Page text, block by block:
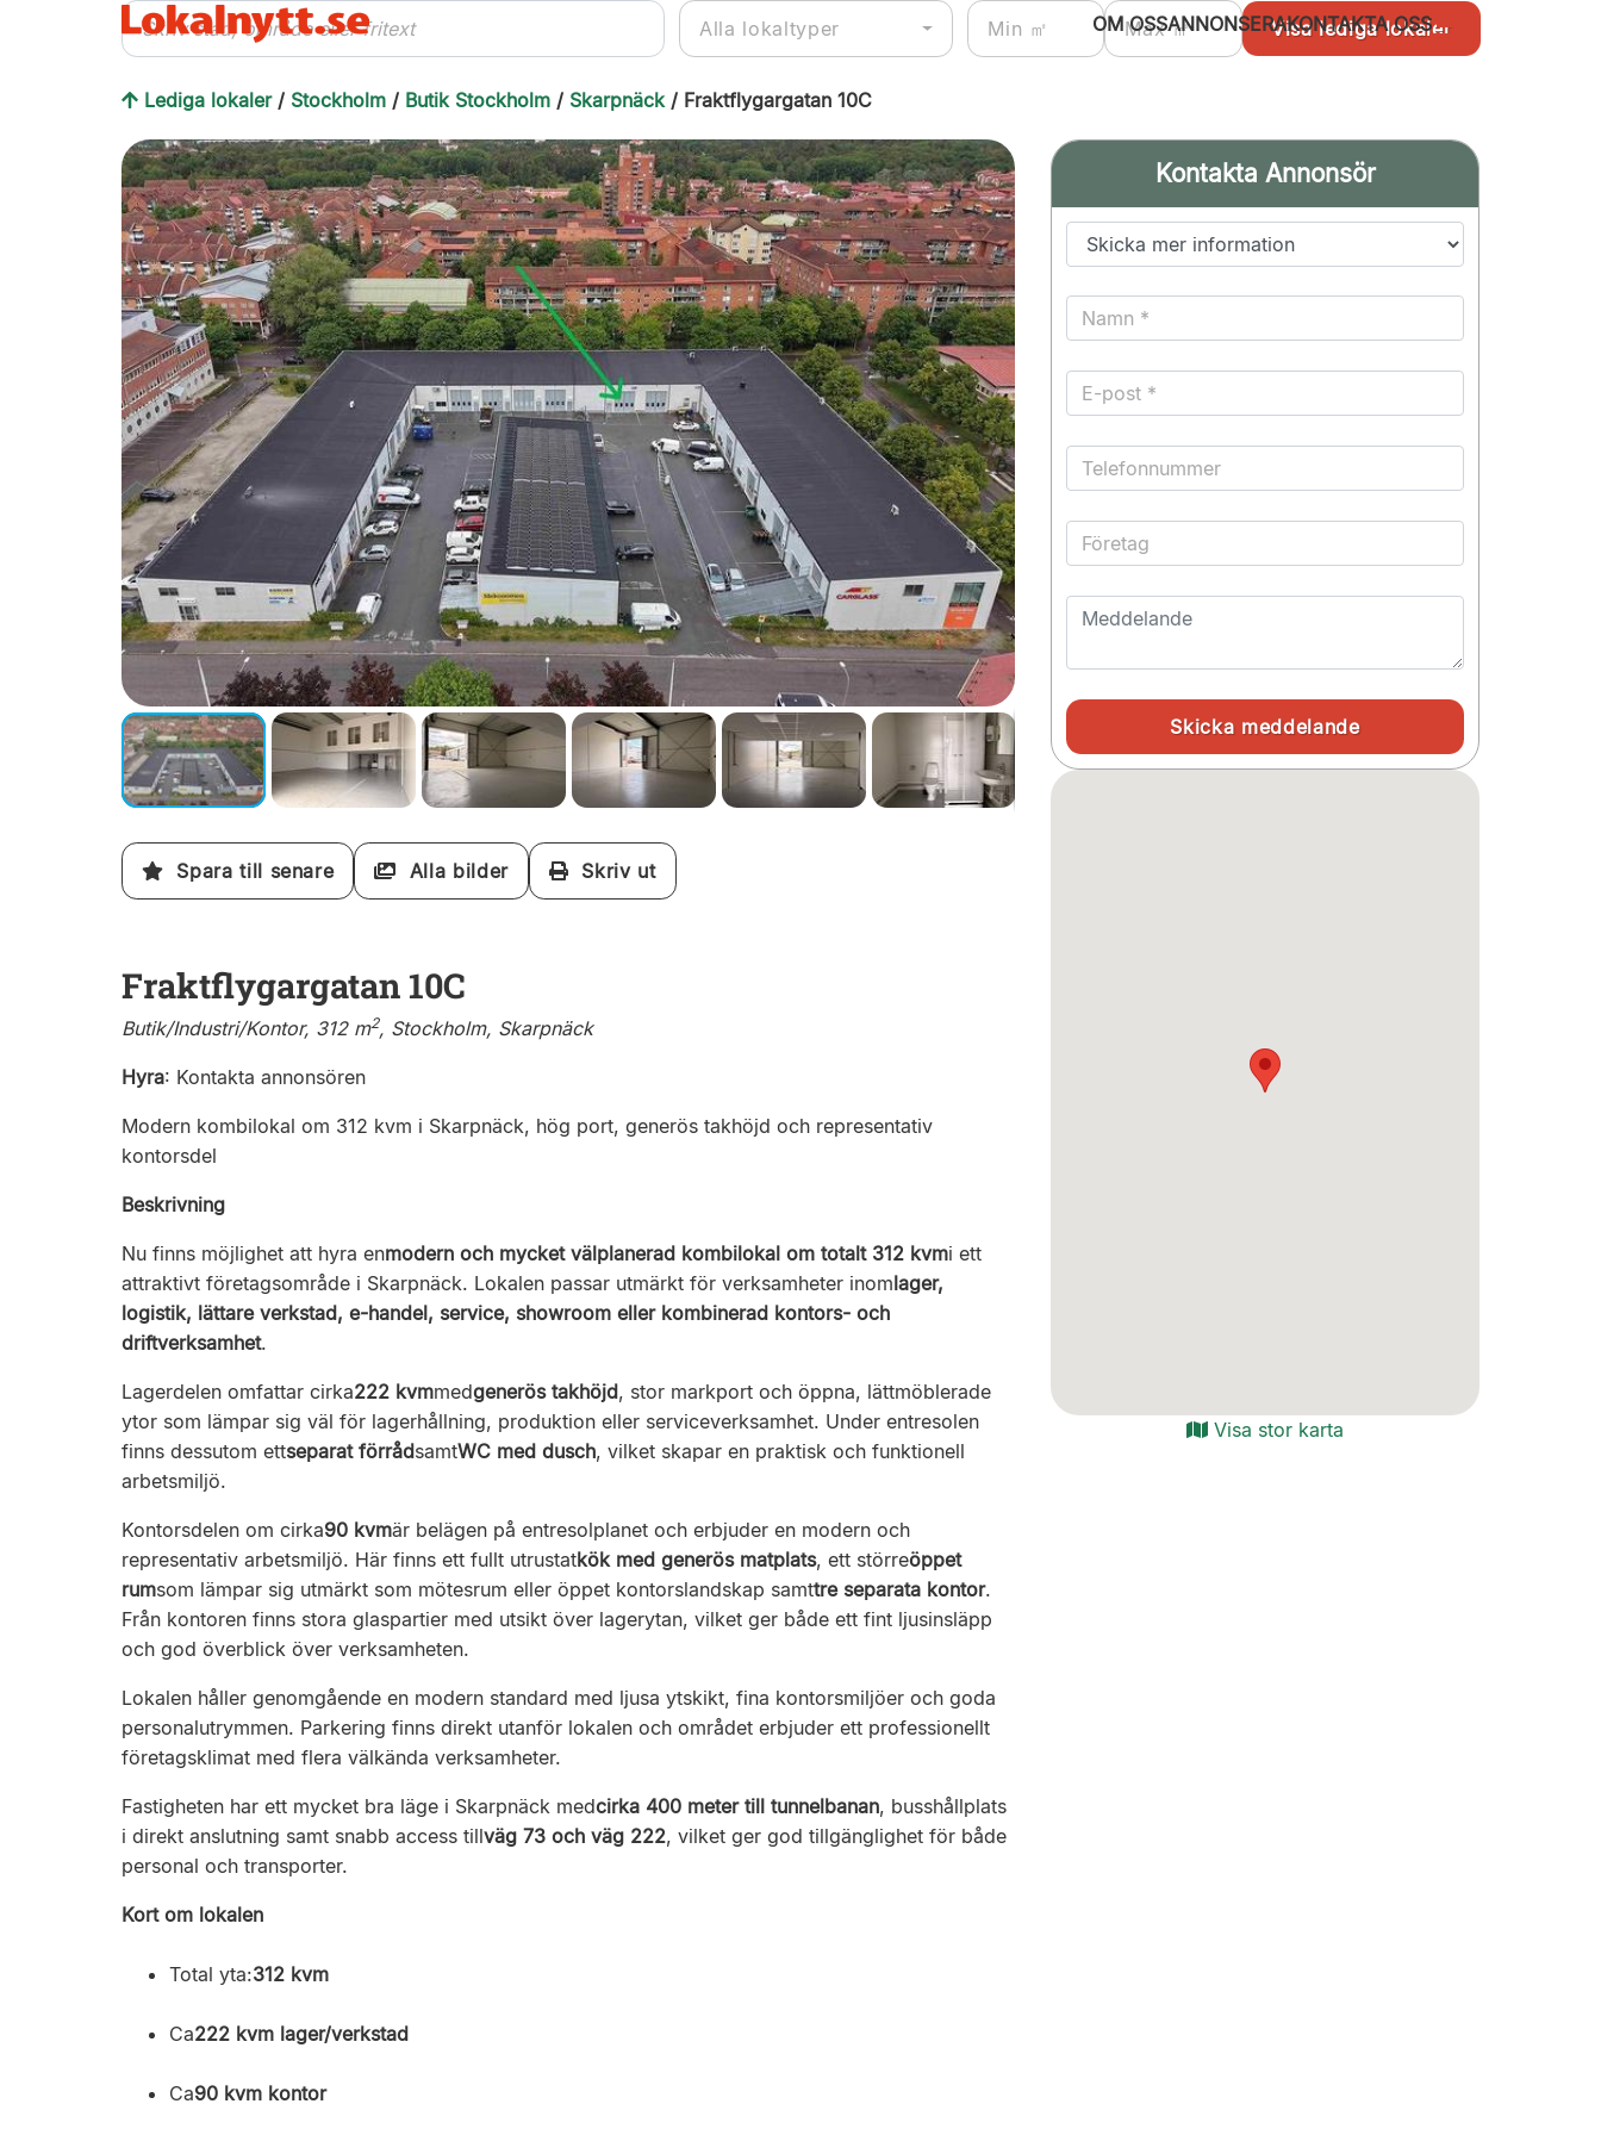
OM OSSANNONSERAKONTAKTA OSS
Alla lokaltyper
Lediga lokaler / Stockholm / Butik Stockholm / Skarpnäck/ Fraktflygargatan 10C
Spara till senare Alla bilder Skriv ut
Fraktflygargatan 10C
Butik/Industri/Kontor, 312 m2, Stockholm, Skarpnäck
Hyra: Kontakta annonsören
Modern kombilokal om 312 kvm i Skarpnäck, hög port, generös takhöjd och representativ
kontorsdel
Beskrivning
Nu finns möjlighet att hyra enmodern och mycket välplanerad kombilokal om totalt 312 kvmi ett
attraktivt företagsområde i Skarpnäck. Lokalen passar utmärkt för verksamheter inomlager,
logistik, lättare verkstad, e-handel, service, showroom eller kombinerad kontors- och
driftverksamhet.
Lagerdelen omfattar cirka222 kvmmedgenerös takhöjd, stor markport och öppna, lättmöblerade
ytor som lämpar sig väl för lagerhållning, produktion eller serviceverksamhet. Under entresolen
finns dessutom ettseparat förrådsamtWC med dusch, vilket skapar en praktisk och funktionell
arbetsmiljö.
Kontorsdelen om cirka90 kvmär belägen på entresolplanet och erbjuder en modern och
representativ arbetsmiljö. Här finns ett fullt utrustatkök med generös matplats, ett störreöppet
rumsom lämpar sig utmärkt som mötesrum eller öppet kontorslandskap samttre separata kontor.
Från kontoren finns stora glaspartier med utsikt över lagerytan, vilket ger både ett fint ljusinsläpp
och god överblick över verksamheten.
Lokalen håller genomgående en modern standard med ljusa ytskikt, fina kontorsmiljöer och goda
personalutrymmen. Parkering finns direkt utanför lokalen och området erbjuder ett professionellt
företagsklimat med flera välkända verksamheter.
Fastigheten har ett mycket bra läge i Skarpnäck medcirka 400 meter till tunnelbanan, busshållplats
i direkt anslutning samt snabb access tillväg 73 och väg 222, vilket ger god tillgänglighet för både
personal och transporter.
Kort om lokalen
Total yta:312 kvm
Ca222 kvm lager/verkstad
Ca90 kvm kontor
Kontakta Annonsör
Visa stor karta